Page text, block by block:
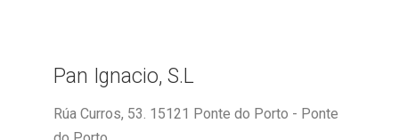
Pan Ignacio, S.L
Rúa Curros, 53. 15121 Ponte do Porto - Ponte